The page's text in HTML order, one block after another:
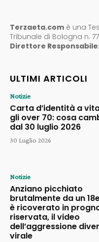
Terzaeta.com è una
Tribunale di Bologna n.
Direttore
ULTIMI ARTICOLI
Notizie
Carta d’identità a
gli over 70: cosa
dal 30 luglio 2026
30 Luglio 2026
Notizie
Anziano picchiato
brutalmente da un
è ricoverato in
riservata, il video
dell’aggressione
virale